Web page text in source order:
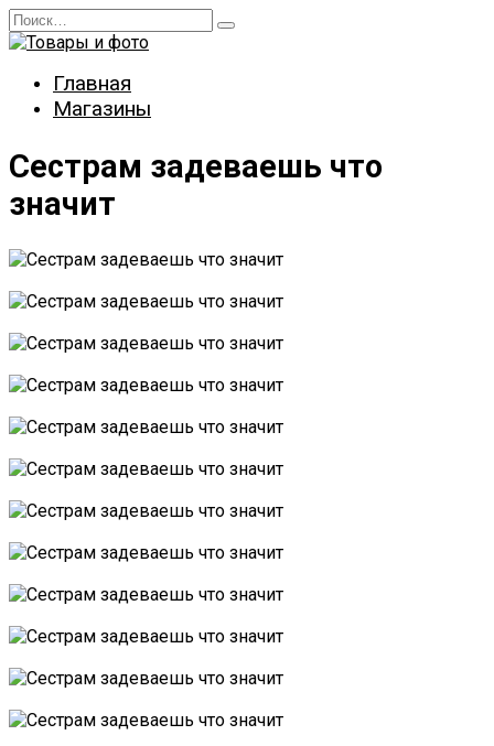
Перейти
к
Search
for:
Главная
Магазины
Сестрам задеваешь что
значит